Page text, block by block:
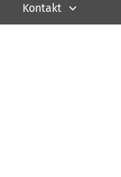
Kontakt